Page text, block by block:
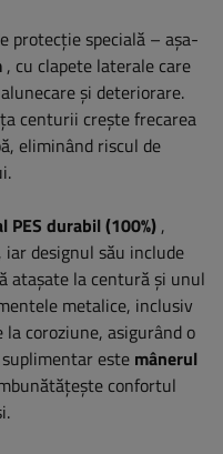
protecție specială – așa-
, cu clapete laterale care
și deteriorare.
centurii crește frecarea
eliminând riscul de
PES durabil (100%) ,
designul său include
atașate la centură și unul
metalice, inclusiv
coroziune, asigurând o
este mânerul
confortul